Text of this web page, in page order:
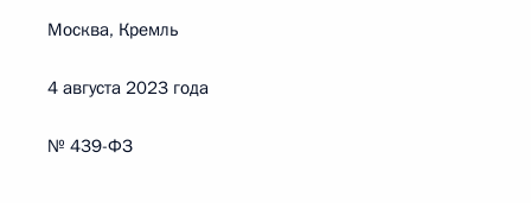
Москва, Кремль
4 августа 2023 года
№ 439-ФЗ